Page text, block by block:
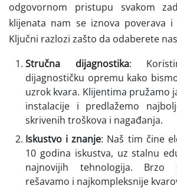
odgovornom pristupu svakom
klijenata nam se iznova poverava
Ključni razlozi zašto da odaberete
Stručna dijagnostika:
dijagnostičku opremu kako
uzrok kvara. Klijentima pružamo
instalacije i predlažemo
skrivenih troškova i nagađanja.
Iskustvo i znanje: Naš tim čine
10 godina iskustva, uz stalnu
najnovijih tehnologija. Brzo
rešavamo i najkompleksnije